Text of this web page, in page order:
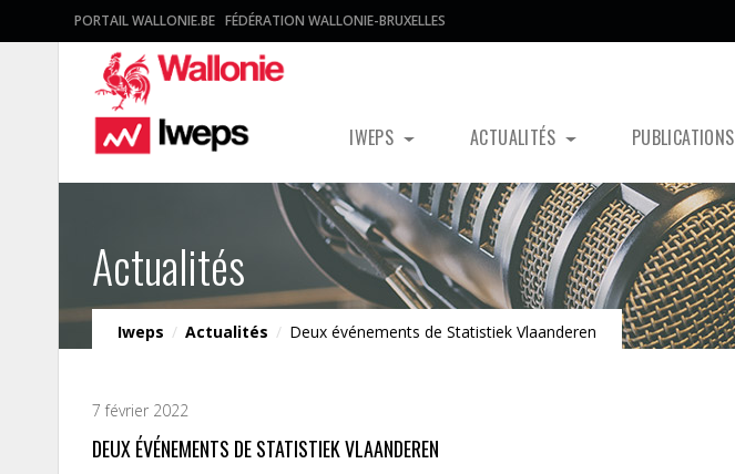
PORTAIL WALLONIE.BE FÉDÉRATION WALLONIE-BRUXELLES
IWEPS ACTUALITÉS PUBLICATIONS
Actualités
Iweps / Actualités / Deux événements de Statistiek Vlaanderen
7 février 2022
DEUX ÉVÉNEMENTS DE STATISTIEK VLAANDEREN